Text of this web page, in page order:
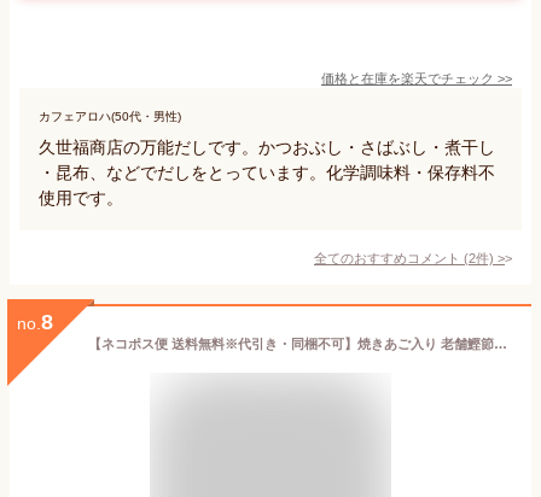
価格と在庫を楽天でチェック >>
カフェアロハ(50代・男性)
久世福商店の万能だしです。かつおぶし・さばぶし・煮干し
・昆布、などでだしをとっています。化学調味料・保存料不
使用です。
全てのおすすめコメント (2件) >
no. 8
【ネコポス便 送料無料※代引き・同梱不可】焼きあご入り 老舗鰹節屋のだしパック 70g×1個 / ちきり清水商店株式会社